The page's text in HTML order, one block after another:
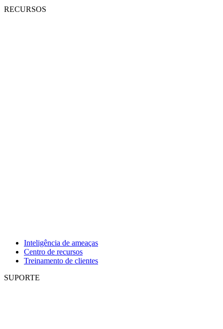
RECURSOS
Inteligência de ameaças
Centro de recursos
Treinamento de clientes
SUPORTE